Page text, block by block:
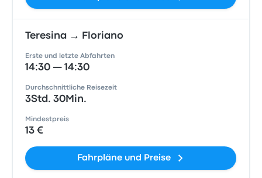
Teresina → Floriano
Erste und letzte Abfahrten
14:30 — 14:30
Durchschnittliche Reisezeit
3Std. 30Min.
Mindestpreis
13 €
Fahrpläne und Preise